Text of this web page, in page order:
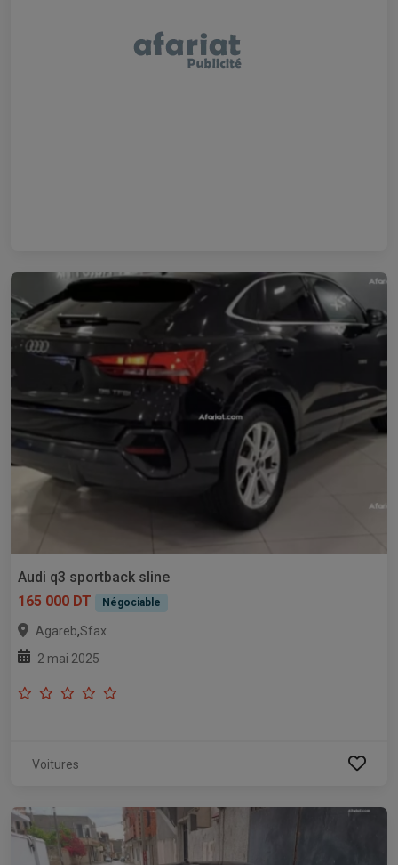
Audi q3 sportback sline
165 000 DT
Négociable
Agareb,Sfax
2 mai 2025
Voitures